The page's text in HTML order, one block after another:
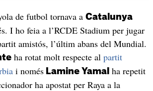
de futbol tornava a Catalunya
I ho feia a l’RCDE Stadium per jugar
amistós, l’últim abans del Mundial.
ha rotat molt respecte al partit
i nomésLamine Yamal ha repetit
ha apostat per Raya a la